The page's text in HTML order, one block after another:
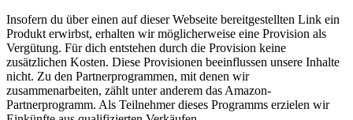
Insofern du über einen auf dieser Webseite bereitgestellten Link ein
Produkt erwirbst, erhalten wir möglicherweise eine Provision als
Vergütung. Für dich entstehen durch die Provision keine
zusätzlichen Kosten. Diese Provisionen beeinflussen unsere Inhalte
nicht. Zu den Partnerprogrammen, mit denen wir
zusammenarbeiten, zählt unter anderem das Amazon-
Partnerprogramm. Als Teilnehmer dieses Programms erzielen wir